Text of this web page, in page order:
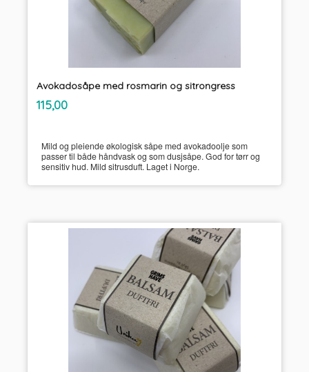
Avokadosåpe med rosmarin og sitrongress
Pris
115,00mva.
Mild og pleiende økologisk såpe med avokadoolje som
passer til både håndvask og som dusjsåpe. God for tørr og
sensitiv hud. Mild sitrusduft. Laget i Norge.